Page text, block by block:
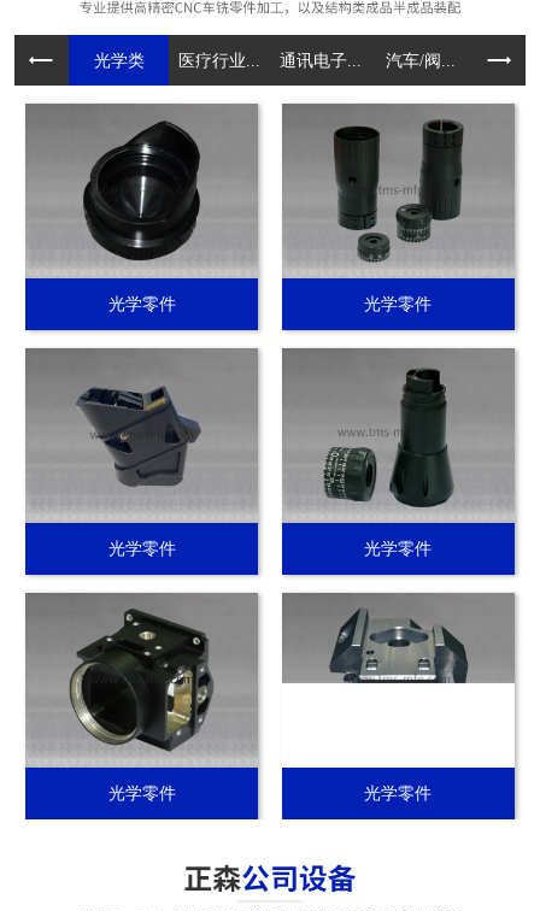
光学类 医疗行业... 通讯电子... 汽车/阀... 电动工
光学零件 光学零件
光学零件 光学零件
光学零件 光学零件